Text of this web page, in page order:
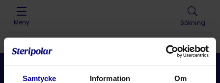
Samtycke Information Om
Skip to content
Meny Sökning
inhalation >
Syrgasslang